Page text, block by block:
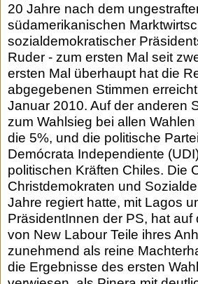
20 Jahre nach dem
südamerikanischen
sozialdemokratischer
Ruder - zum ersten Mal seit
ersten Mal überhaupt hat die
abgegebenen Stimmen
Januar 2010. Auf der anderen
zum Wahlsieg bei allen
die 5%, und die politische
Demócrata Independiente
politischen Kräften Chiles. Die
Christdemokraten und
Jahre regiert hatte, mit Lagos
PräsidentInnen der PS, hat
von New Labour Teile ihres
zunehmend als reine
die Ergebnisse des ersten